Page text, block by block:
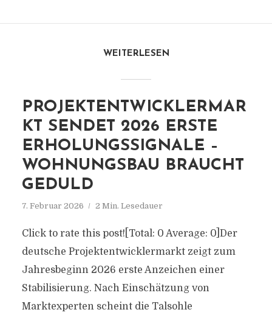
WEITERLESEN
PROJEKTENTWICKLERMAR
KT SENDET 2026 ERSTE
ERHOLUNGSSIGNALE –
WOHNUNGSBAU BRAUCHT
GEDULD
7. Februar 2026 2 Min. Lesedauer
Click to rate this post![Total: 0 Average: 0]Der
deutsche Projektentwicklermarkt zeigt zum
Jahresbeginn 2026 erste Anzeichen einer
Stabilisierung. Nach Einschätzung von
Marktexperten scheint die Talsohle